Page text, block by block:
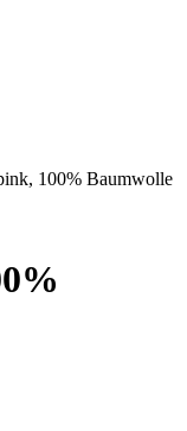
100% Baumwolle